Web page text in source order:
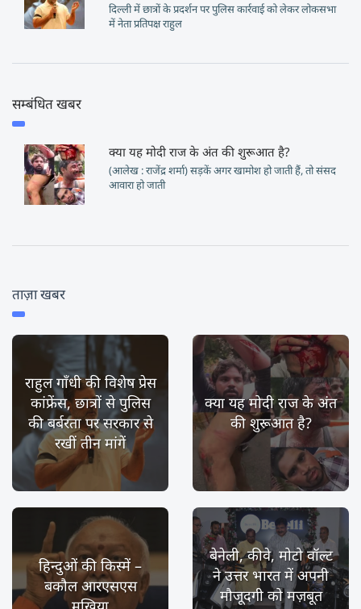
दिल्ली में छात्रों के प्रदर्शन पर पुलिस कार्रवाई को लेकर लोकसभा
में नेता प्रतिपक्ष राहुल
सम्बंधित खबर
क्या यह मोदी राज के अंत की शुरूआत है?
(आलेख : राजेंद्र शर्मा) सड़कें अगर खामोश हो जाती हैं, तो संसद
आवारा हो जाती
ताज़ा खबर
राहुल गाँधी की विशेष प्रेस
कांफ्रेंस, छात्रों से पुलिस
की बर्बरता पर सरकार से
रखीं तीन मांगें
क्या यह मोदी राज के अंत
की शुरूआत है?
हिन्दुओं की किस्में –
बकौल आरएसएस
मुखिया
बेनेली, कीवे, मोटो वॉल्ट
ने उत्तर भारत में अपनी
मौजूदगी को मज़बूत